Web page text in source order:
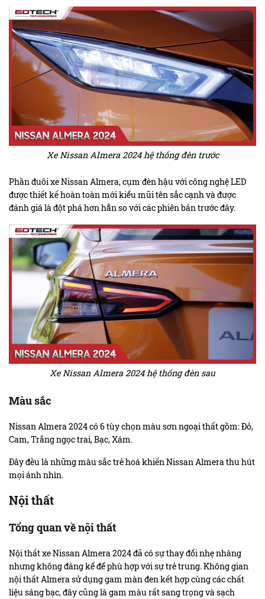
Xe Nissan Almera 2024 hệ thống đèn trước
Phần đuôi xe Nissan Almera, cụm đèn hậu với công nghệ LED
được thiết kế hoàn toàn mới kiểu mũi tên sắc cạnh và được
đánh giá là đột phá hơn hẳn so với các phiên bản trước đây.
Xe Nissan Almera 2024 hệ thống đèn sau
Màu sắc
Nissan Almera 2024 có 6 tùy chọn màu sơn ngoại thất gồm: Đỏ,
Cam, Trắng ngọc trai, Bạc, Xám.
Đây đều là những màu sắc trẻ hoá khiến Nissan Almera thu hút
mọi ánh nhìn.
Nội thất
Tổng quan về nội thất
Nội thất xe Nissan Almera 2024 đã có sự thay đổi nhẹ nhàng
nhưng không đáng kể để phù hợp với sự trẻ trung. Không gian
nội thất Almera sử dụng gam màn đen kết hợp cùng các chất
liệu sáng bạc, đây cũng là gam màu rất sang trọng và sạch